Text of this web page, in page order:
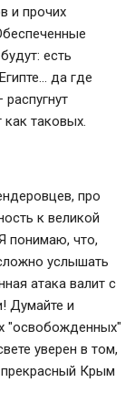
и прочих
есть
да где
как таковых.
про
к великой
понимаю, что,
услышать
атака валит с
Думайте и
"освобожденных"
уверен в том,
прекрасный Крым